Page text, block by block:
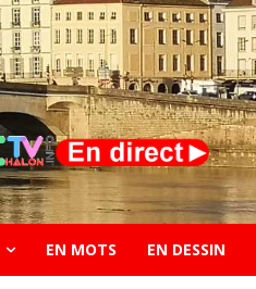
EN MOTS EN DESSIN